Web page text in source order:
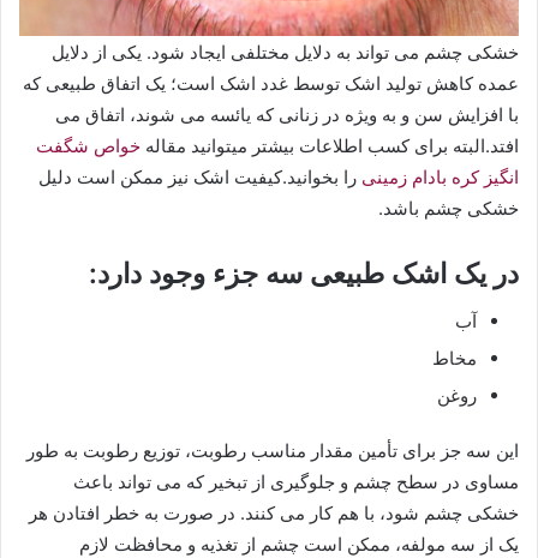
خشکی چشم می تواند به دلایل مختلفی ایجاد شود. یکی از دلایل
عمده کاهش تولید اشک توسط غدد اشک است؛ یک اتفاق طبیعی که
با افزایش سن و به ویژه در زنانی که یائسه می شوند، اتفاق می
افتد.البته برای کسب اطلاعات بیشتر میتوانید مقاله خواص شگفت
انگیز کره بادام زمینی را بخوانید.کیفیت اشک نیز ممکن است دلیل
خشکی چشم باشد.
در یک اشک طبیعی سه جزء وجود دارد:
آب
مخاط
روغن
این سه جز برای تأمین مقدار مناسب رطوبت، توزیع رطوبت به طور
مساوی در سطح چشم و جلوگیری از تبخیر که می تواند باعث
خشکی چشم شود، با هم کار می کنند. در صورت به خطر افتادن هر
یک از سه مولفه، ممکن است چشم از تغذیه و محافظت لازم